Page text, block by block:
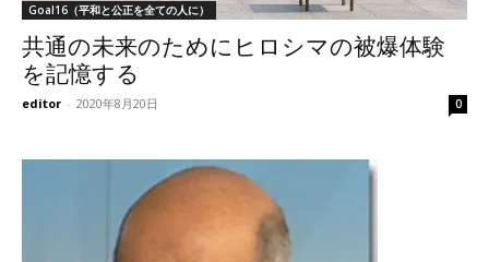
Goal16（平和と公正を全ての人に）
共通の未来のためにヒロシマの被爆体験
を記憶する
editor - 2020年8月20日 0